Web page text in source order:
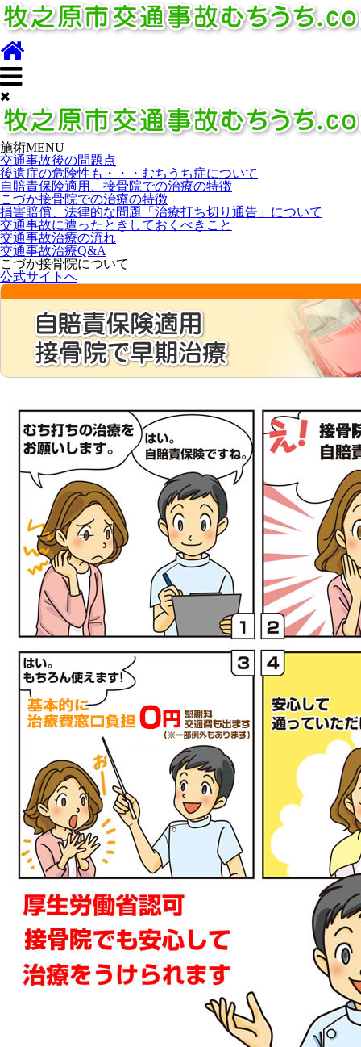
施術MENU
交通事故後の問題点
後遺症の危険性も・・・むちうち症について
自賠責保険適用、接骨院での治療の特徴
こづか接骨院での治療の特徴
損害賠償、法律的な問題「治療打ち切り通告」について
交通事故に遭ったときしておくべきこと
交通事故治療の流れ
交通事故治療Q&A
こづか接骨院について
公式サイトへ